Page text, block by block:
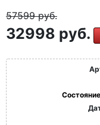
57599руб.
32998 руб.